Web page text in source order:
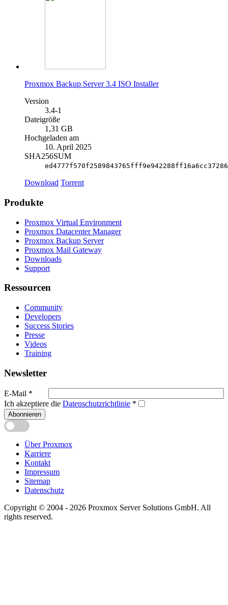
Proxmox Backup Server 3.4 ISO Installer
Version
3.4-1
Dateigröße
1,31 GB
Hochgeladen am
10. April 2025
SHA256SUM
Download Torrent
Produkte
Proxmox Virtual Environment
Proxmox Datacenter Manager
Proxmox Backup Server
Proxmox Mail Gateway
Downloads
Support
Ressourcen
Community
Developers
Success Stories
Presse
Videos
Training
Newsletter
E-Mail *
Ich akzeptiere die Datenschutzrichtlinie *
Abonnieren
Über Proxmox
Karriere
Kontakt
Impressum
Sitemap
Datenschutz
Copyright © 2004 - 2026 Proxmox Server Solutions GmbH. All
rights reserved.